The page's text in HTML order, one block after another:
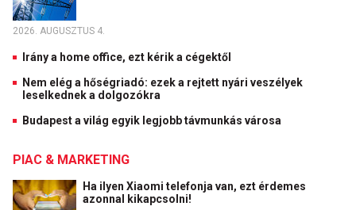
2026. AUGUSZTUS 4.
Irány a home office, ezt kérik a cégektől
Nem elég a hőségriadó: ezek a rejtett nyári veszélyek
leselkednek a dolgozókra
Budapest a világ egyik legjobb távmunkás városa
PIAC & MARKETING
Ha ilyen Xiaomi telefonja van, ezt érdemes
azonnal kikapcsolni!